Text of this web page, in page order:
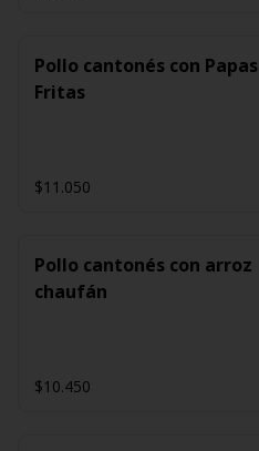
Pollo cantonés con Papas
Fritas
$11.050
Pollo cantonés con arroz
chaufán
$10.450